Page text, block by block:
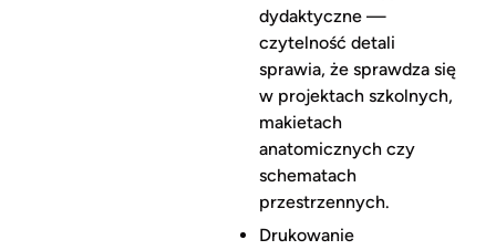
dydaktyczne —
czytelność detali
sprawia, że sprawdza się
w projektach szkolnych,
makietach
anatomicznych czy
schematach
przestrzennych.
Drukowanie